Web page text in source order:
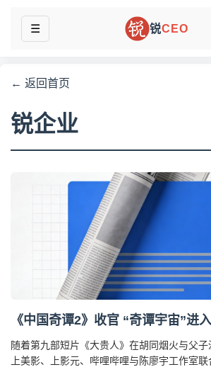
☰ 锐CEO
← 返回首页
锐企业
《中国奇谭2》收官 “奇谭宇宙”进
随着第九部短片《大贵人》在胡同烟火与父
上美影、上影元、哔哩哔哩与陈廖宇工作室